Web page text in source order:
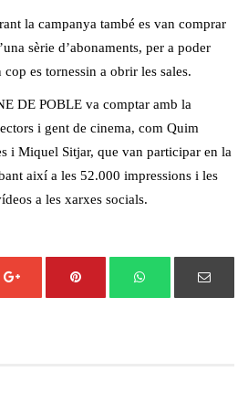
la campanya també es van comprar
sèrie d’abonaments, per a poder
es tornessin a obrir les sales.
DE POBLE va comptar amb la
i gent de cinema, com Quim
i Miquel Sitjar, que van participar en la
així a les 52.000 impressions i les
a les xarxes socials.